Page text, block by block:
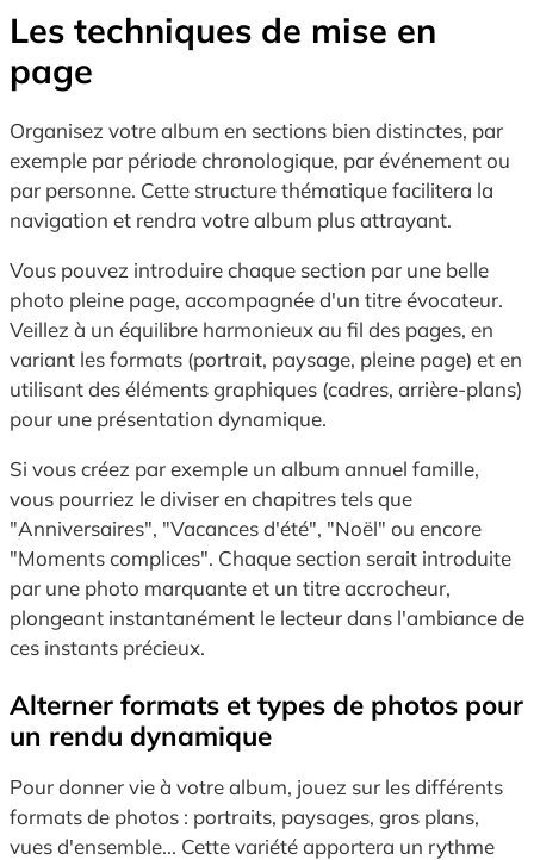
Les techniques de mise en
page
Organisez votre album en sections bien distinctes, par
exemple par période chronologique, par événement ou
par personne. Cette structure thématique facilitera la
navigation et rendra votre album plus attrayant.
Vous pouvez introduire chaque section par une belle
photo pleine page, accompagnée d'un titre évocateur.
Veillez à un équilibre harmonieux au fil des pages, en
variant les formats (portrait, paysage, pleine page) et en
utilisant des éléments graphiques (cadres, arrière-plans)
pour une présentation dynamique.
Si vous créez par exemple un album annuel famille,
vous pourriez le diviser en chapitres tels que
"Anniversaires", "Vacances d'été", "Noël" ou encore
"Moments complices". Chaque section serait introduite
par une photo marquante et un titre accrocheur,
plongeant instantanément le lecteur dans l'ambiance de
ces instants précieux.
Alterner formats et types de photos pour
un rendu dynamique
Pour donner vie à votre album, jouez sur les différents
formats de photos : portraits, paysages, gros plans,
vues d'ensemble... Cette variété apportera un rythme